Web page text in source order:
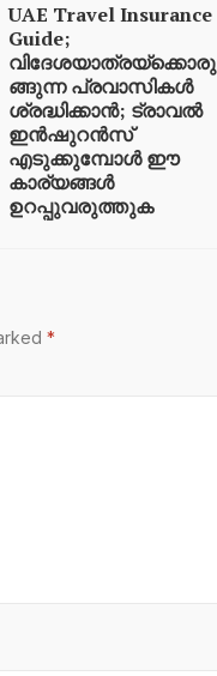
UAE Travel Insurance
Guide;
വിദേശയാത്രയ്ക്കൊരു
ങ്ങുന്ന പ്രവാസികൾ
ശ്രദ്ധിക്കാൻ; ട്രാവൽ
ഇൻഷുറൻസ്
എടുക്കുമ്പോൾ ഈ
കാര്യങ്ങൾ
ഉറപ്പുവരുത്തുക
*